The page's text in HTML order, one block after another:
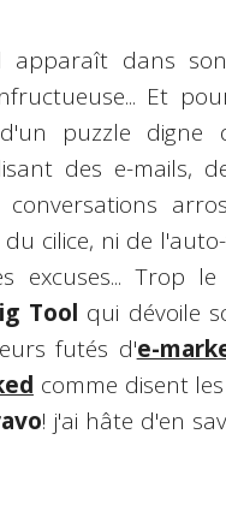
apparaît dans
Et
puzzle digne
des e-mails,
cilice, ni de
excuses... Trop
Tool qui dévoile
futés d'e-
comme disent
! j'ai hâte d'en